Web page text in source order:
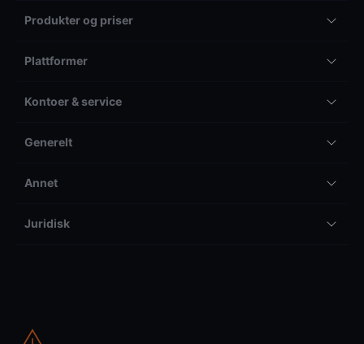
Produkter og priser
Plattformer
Kontoer & service
Generelt
Annet
Juridisk